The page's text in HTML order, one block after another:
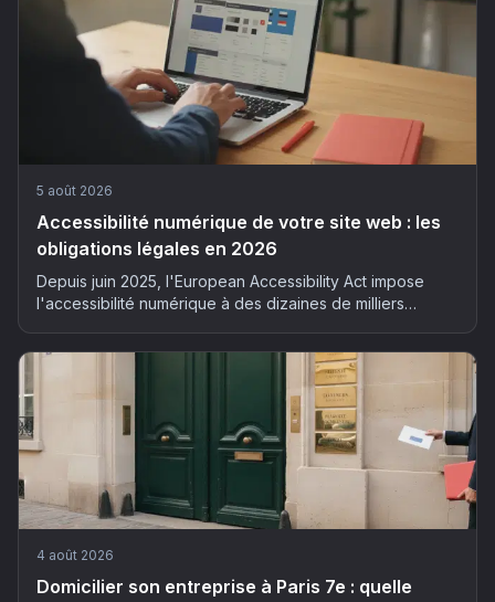
5 août 2026
Accessibilité numérique de votre site web : les
obligations légales en 2026
Depuis juin 2025, l'European Accessibility Act impose
l'accessibilité numérique à des dizaines de milliers
et comment mettre son site en conformité : le guide
4 août 2026
Domicilier son entreprise à Paris 7e : quelle